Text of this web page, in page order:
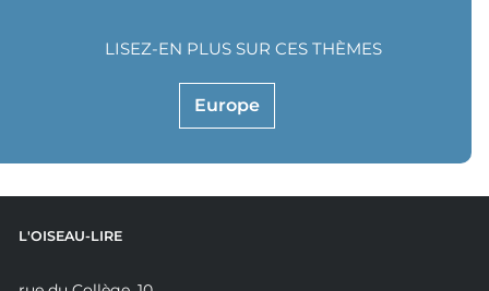
Europe
LISEZ-EN PLUS SUR CES THÈMES
L'OISEAU-LIRE